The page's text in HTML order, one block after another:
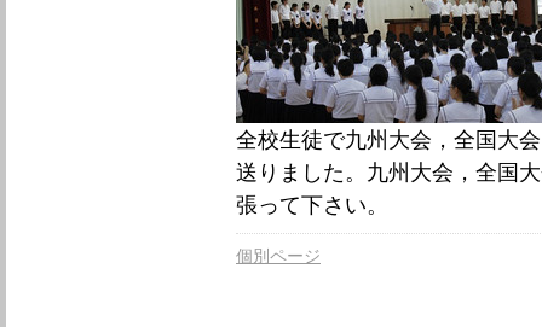
全校生徒で九州大会，全国大
送りました。九州大会，全国
張って下さい。
個別ページ